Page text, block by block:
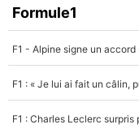
Faris Moumbagna
4%
Un autre joueur
5%
Formule1